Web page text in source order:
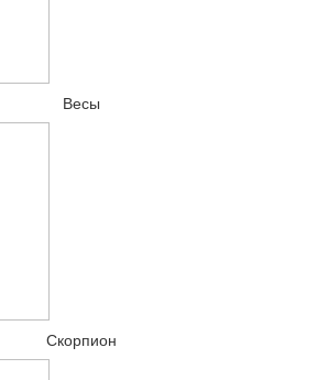
Весы
Скорпион